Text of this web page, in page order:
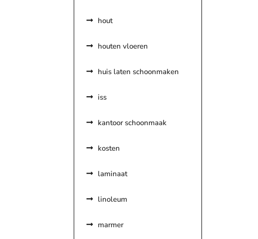
hout
houten vloeren
huis laten schoonmaken
iss
kantoor schoonmaak
kosten
laminaat
linoleum
marmer